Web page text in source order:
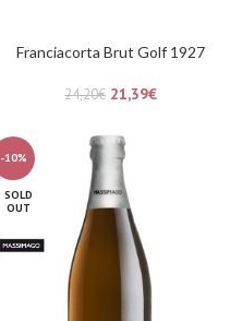
Franciacorta Brut Golf 1927
24,20€ 21,39€
-10%
SOLD
OUT